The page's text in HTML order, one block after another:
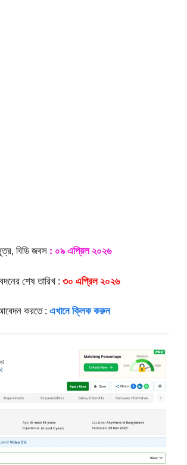
বিডি জবস : ০৯ এপ্রিল ২০২৬
শেষ তারিখ :৩০ এপ্রিল ২০২৬
করতে :এখানে ক্লিক করুন